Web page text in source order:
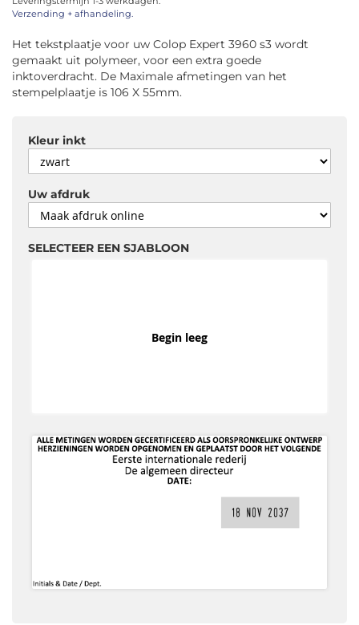
afbeeldingen-
Verzending + afhandeling.
Het tekstplaatje voor uw Colop Expert 3960 s3 wordt
gemaakt uit polymeer, voor een extra goede
inktoverdracht. De Maximale afmetingen van het
stempelplaatje is 106 X 55mm.
Kleur inkt
Uw afdruk
SELECTEER EEN SJABLOON
Begin leeg